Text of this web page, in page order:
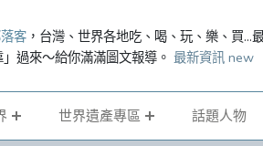
客 ，台灣、世界各地吃、喝、玩、樂、買...
過來～給你滿滿圖文報導。 最新資訊 new
世界遺產專區 話題人物